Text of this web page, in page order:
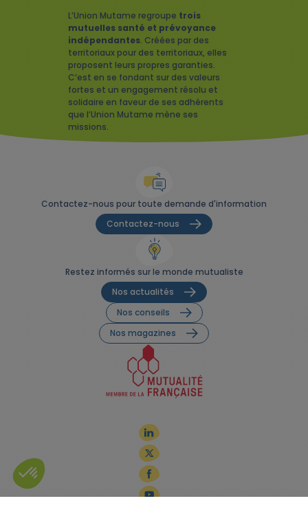
L’Union Mutame regroupe trois
mutuelles santé et prévoyance
indépendantes. Créées par des
territoriaux pour des territoriaux, elles
proposent leurs propres garanties.
C’est en se fondant sur des valeurs
fortes et un engagement résolu et
solidaire en faveur de ses adhérents
que l’Union Mutame mène ses
missions.
Contactez-nous pour toute demande d'information
Contactez-nous
Restez informés sur le monde mutualiste
Nos actualités
Nos conseils
Nos magazines